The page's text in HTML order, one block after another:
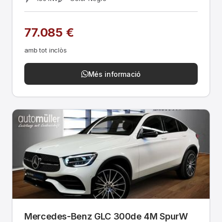
77.085 €
amb tot inclòs
Més informació
Mercedes-Benz GLC 300de 4M SpurW